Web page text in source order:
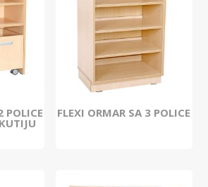
POLICE FLEXI ORMAR SA 3 POLICE